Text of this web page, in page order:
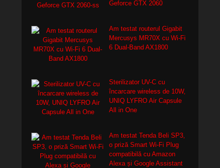
Geforce GTX 2060
Am testat routerul Gigabit
Mercusys MR70X cu Wi-Fi
6 Dual-Band AX1800
Sterilizator UV-C cu
încarcare wireless de 10W,
UNIQ LYFRO Air Capsule
All in One
Am testat Tenda Beli SP3,
o priză Smart Wi-Fi Plug
compatibilă cu Amazon
Alexa și Google Assistant